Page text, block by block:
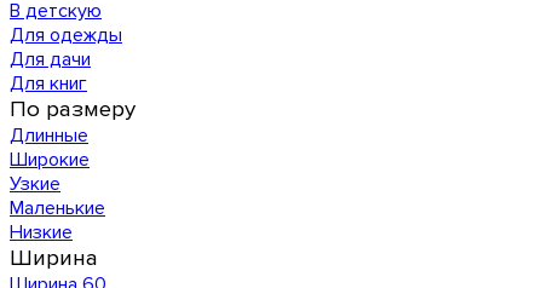
В детскую
Для одежды
Для дачи
Для книг
По размеру
Длинные
Широкие
Узкие
Маленькие
Низкие
Ширина